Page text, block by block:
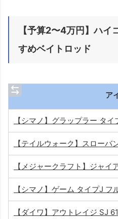
【予算2〜4万円】ハイ
すめベイトロッド
ア
【シマノ】グラップラー タ
【テイルウォーク】スロー
【メジャークラフト】ジャ
【シマノ】ゲーム タイプJ
【ダイワ】アウトレイジ SJ